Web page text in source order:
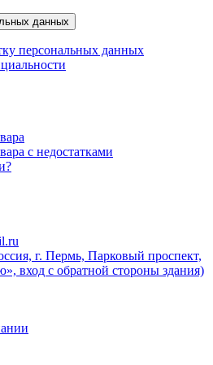
данных
персональных данных
с недостатками
г. Пермь, Парковый проспект,
вход с обратной стороны здания)